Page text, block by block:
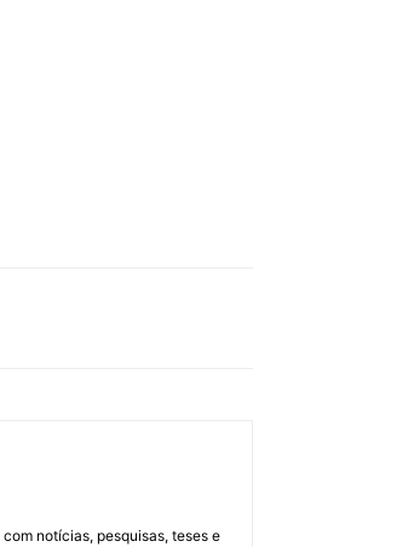
notícias, pesquisas, teses e